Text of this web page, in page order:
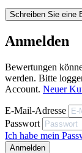
für den
Schreiben Sie eine
Anmelden
Bewertungen
werden. Bitte
Account. Neuer
E-Mail-Adresse
Passwort
Ich habe mein
Anmelden